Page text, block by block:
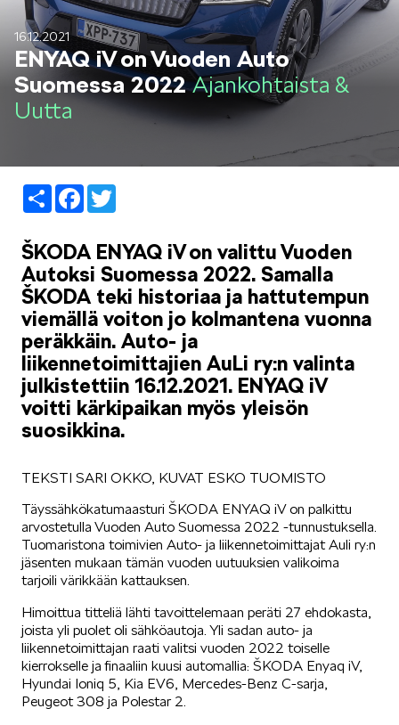
LIFESTYLE
SIMPLY CLEVER
SÄHKÖAUTOILU
KOEAJOSSA
16.12.2021
ENYAQ iV on Vuoden Auto
Suomessa 2022Ajankohtaista &
Uutta
ShareFacebook
ŠKODA ENYAQ iV on valittu Vuoden
Autoksi Suomessa 2022. Samalla
ŠKODA teki historiaa ja hattutempun
viemällä voiton jo kolmantena vuonna
peräkkäin. Auto- ja
liikennetoimittajien AuLi ry:n valinta
julkistettiin 16.12.2021. ENYAQ iV
voitti kärkipaikan myös yleisön
suosikkina.
TEKSTI SARI OKKO, KUVAT ESKO TUOMISTO
Täyssähkökatumaasturi ŠKODA ENYAQ iV on palkittu
arvostetulla Vuoden Auto Suomessa 2022 -tunnustuksella.
Tuomaristona toimivien Auto- ja liikennetoimittajat Auli ry:n
jäsenten mukaan tämän vuoden uutuuksien valikoima
tarjoili värikkään kattauksen.
Himoittua titteliä lähti tavoittelemaan peräti 27 ehdokasta,
joista yli puolet oli sähköautoja. Yli sadan auto- ja
liikennetoimittajan raati valitsi vuoden 2022 toiselle
kierrokselle ja finaaliin kuusi automallia: ŠKODA Enyaq iV,
Hyundai Ioniq 5, Kia EV6, Mercedes-Benz C-sarja,
Peugeot 308 ja Polestar 2.